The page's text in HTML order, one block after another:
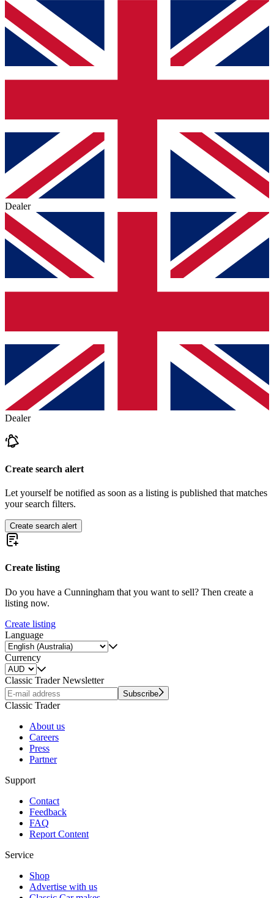
Dealer
Dealer
Create search alert
Let yourself be notified as soon as a listing is published that matches
your search filters.
Create search alert
Create listing
Do you have a Cunningham that you want to sell? Then create a
listing now.
Create listing
Language
Currency
Classic Trader Newsletter
Subscribe
Classic Trader
About us
Careers
Press
Partner
Support
Contact
Feedback
FAQ
Report Content
Service
Shop
Advertise with us